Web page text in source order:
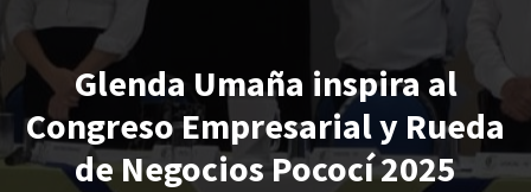
Glenda Umaña inspira al
Congreso Empresarial y Rueda
de Negocios Pococí 2025